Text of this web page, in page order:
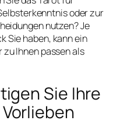
oder zur
nutzen? Je
Sie haben, kann ein
Ihnen passen als
Sie Ihre